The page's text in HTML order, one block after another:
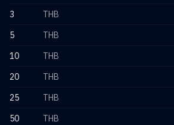
3
THB
5
THB
10
THB
20
THB
25
THB
50
THB